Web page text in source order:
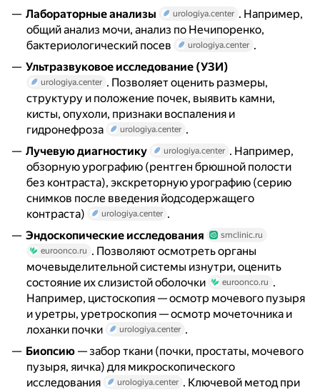
Лабораторные анализы
urologiya.center . Например,
общий анализ мочи, анализ по Нечипоренко,
бактериологический посев
urologiya.center .
Ультразвуковое исследование (УЗИ)
urologiya.center . Позволяет оценить размеры,
структуру и положение почек, выявить камни,
кисты, опухоли, признаки воспаления и
гидронефроза
urologiya.center .
Лучевую диагностику
urologiya.center . Например,
обзорную урографию (рентген брюшной полости
без контраста), экскреторную урографию (серию
снимков после введения йодсодержащего
контраста)
urologiya.center .
Эндоскопические исследования
smclinic.ru
euroonco.ru . Позволяют осмотреть органы
мочевыделительной системы изнутри, оценить
состояние их слизистой оболочки
euroonco.ru .
Например, цистоскопия — осмотр мочевого пузыря
и уретры, уретроскопия — осмотр мочеточника и
лоханки почки
urologiya.center .
Биопсию — забор ткани (почки, простаты, мочевого
пузыря, яичка) для микроскопического
исследования
urologiya.center . Ключевой метод при